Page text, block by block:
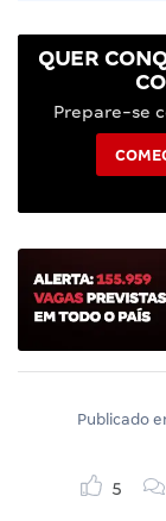
QUER
Prepare-se
Publicado
5